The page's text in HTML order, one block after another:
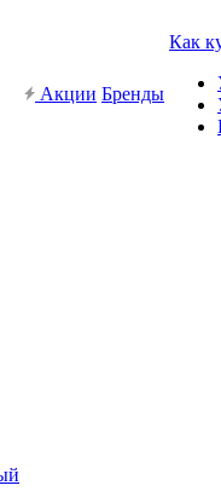
Акции Бренды
Как